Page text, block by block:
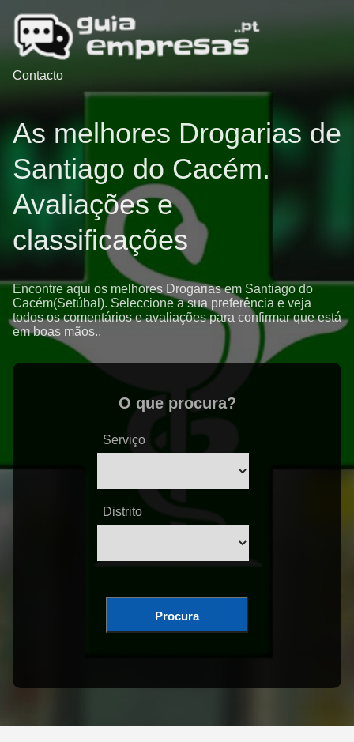
Contacto
As melhores Drogarias de
Santiago do Cacém.
Avaliações e
classificações
Encontre aqui os melhores Drogarias em Santiago do
Cacém(Setúbal). Seleccione a sua preferência e veja
todos os comentários e avaliações para confirmar que está
em boas mãos..
O que procura?
Serviço
Distrito
Procura